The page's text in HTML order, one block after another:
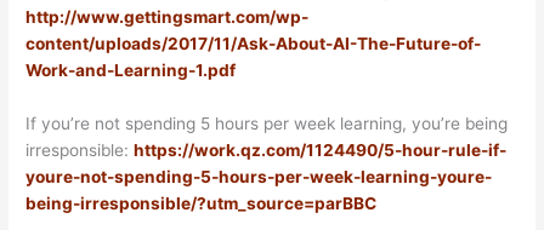
http://www.gettingsmart.com/wp-
content/uploads/2017/11/Ask-About-AI-The-Future-of-
Work-and-Learning-1.pdf
If you’re not spending 5 hours per week learning, you’re being
irresponsible:https://work.qz.com/1124490/5-hour-rule-if-
youre-not-spending-5-hours-per-week-learning-youre-
being-irresponsible/?utm_source=parBBC